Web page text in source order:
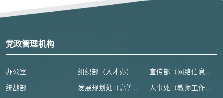
党政管理机构
办公室 组织部（人才办） 宣传部（网络信息安全管理与新闻中心）
统战部 发展规划处（高等教育研究所） 人事处（教师工作部）